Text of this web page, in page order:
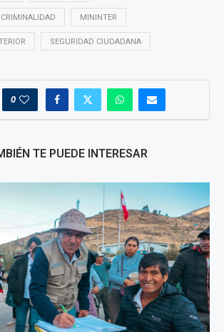
MININTER
SEGURIDAD CIUDADANA
0
TE PUEDE INTERESAR